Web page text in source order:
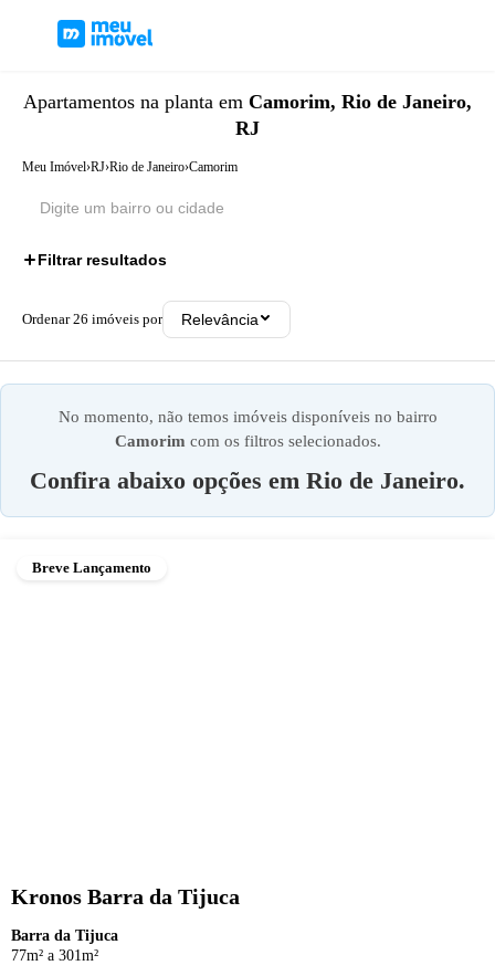
Apartamentos na planta em Camorim, Rio de Janeiro,
RJ
Meu Imóvel›RJ›Rio de Janeiro›Camorim
Filtrar resultados
Ordenar26 imóveis por Relevância
No momento, não temos imóveis disponíveis no bairro
Camorim com os filtros selecionados.
Confira abaixo opções em Rio de Janeiro.
Breve Lançamento
Kronos Barra da Tijuca
Barra da Tijuca
77m² a 301m²